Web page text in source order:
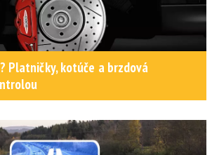
Platničky, kotúče a brzdová